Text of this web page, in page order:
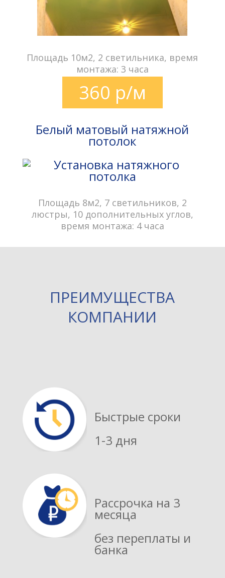
Площадь 10м2, 2 светильника, время
монтажа: 3 часа
360 р/м
Белый матовый натяжной
потолок
Площадь 8м2, 7 светильников, 2
люстры, 10 дополнительных углов,
время монтажа: 4 часа
ПРЕИМУЩЕСТВА
КОМПАНИИ
Быстрые сроки
1-3 дня
Рассрочка на 3
месяца
без переплаты и
банка